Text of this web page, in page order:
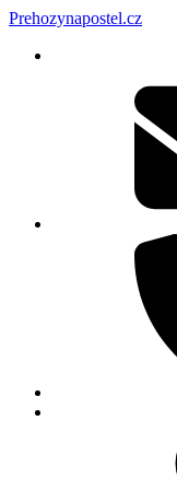
Prehozynapostel.cz